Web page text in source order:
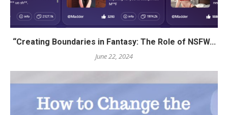
“Creating Boundaries in Fantasy: The Role of NSFW...
June 22, 2024